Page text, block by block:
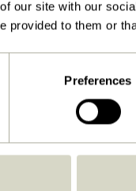
our site with our
provided to them or
Preferences